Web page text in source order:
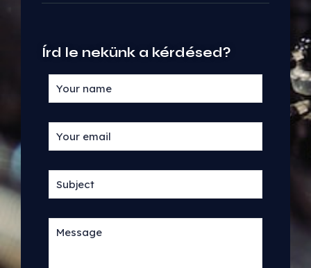
Írd le nekünk a kérdésed?